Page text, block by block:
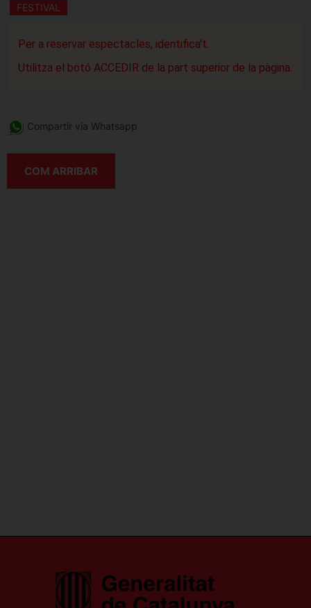
FESTIVAL
Per a reservar espectacles, identifica't.
Utilitza el botó ACCEDIR de la part superior de la pàgina.
Compartir via Whatsapp
COM ARRIBAR